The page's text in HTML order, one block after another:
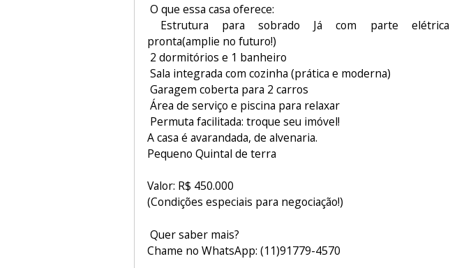
O que essa casa oferece:
Estrutura para sobrado Já com parte elétrica
pronta(amplie no futuro!)
2 dormitórios e 1 banheiro
Sala integrada com cozinha (prática e moderna)
Garagem coberta para 2 carros
Área de serviço e piscina para relaxar
Permuta facilitada: troque seu imóvel!
A casa é avarandada, de alvenaria.
Pequeno Quintal de terra
Valor: R$ 450.000
(Condições especiais para negociação!)
Quer saber mais?
Chame no WhatsApp: (11)91779-4570